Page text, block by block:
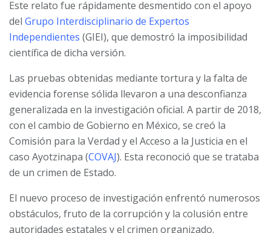
Este relato fue rápidamente desmentido con el apoyo
del Grupo Interdisciplinario de Expertos
Independientes (GIEI), que demostró la imposibilidad
científica de dicha versión.
Las pruebas obtenidas mediante tortura y la falta de
evidencia forense sólida llevaron a una desconfianza
generalizada en la investigación oficial. A partir de 2018,
con el cambio de Gobierno en México, se creó la
Comisión para la Verdad y el Acceso a la Justicia en el
caso Ayotzinapa (COVAJ). Esta reconoció que se trataba
de un crimen de Estado.
El nuevo proceso de investigación enfrentó numerosos
obstáculos, fruto de la corrupción y la colusión entre
autoridades estatales y el crimen organizado.